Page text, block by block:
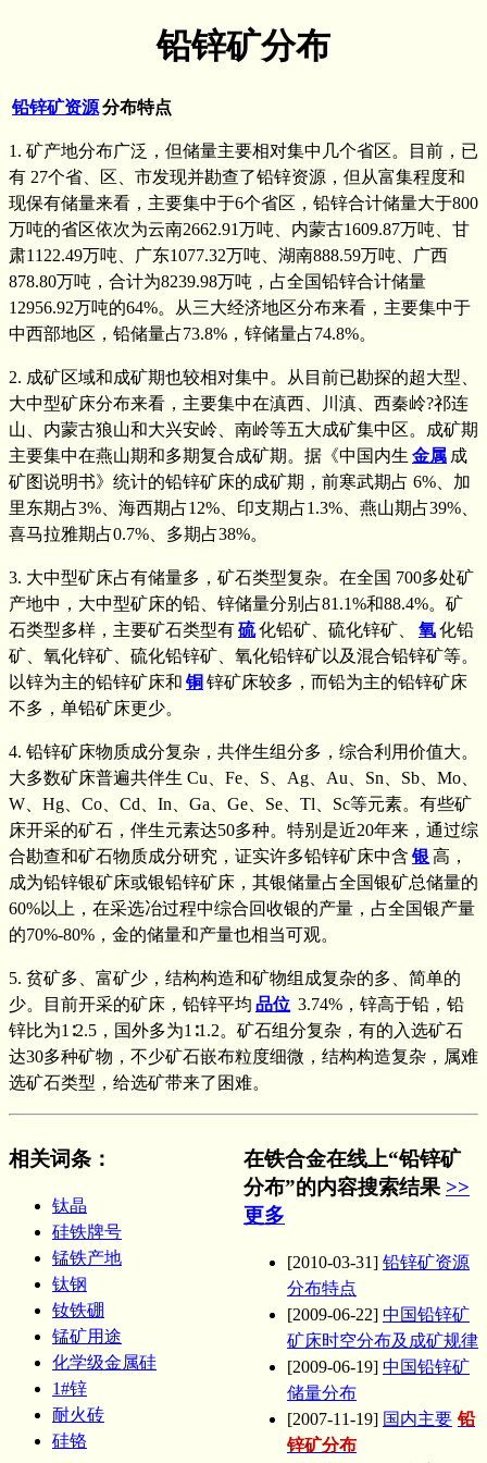
铅锌矿分布
铅锌矿资源分布特点
1. 矿产地分布广泛，但储量主要相对集中几个省区。目前，已
有 27个省、区、市发现并勘查了铅锌资源，但从富集程度和
现保有储量来看，主要集中于6个省区，铅锌合计储量大于800
万吨的省区依次为云南2662.91万吨、内蒙古1609.87万吨、甘
肃1122.49万吨、广东1077.32万吨、湖南888.59万吨、广西
878.80万吨，合计为8239.98万吨，占全国铅锌合计储量
12956.92万吨的64%。从三大经济地区分布来看，主要集中于
中西部地区，铅储量占73.8%，锌储量占74.8%。
2. 成矿区域和成矿期也较相对集中。从目前已勘探的超大型、
大中型矿床分布来看，主要集中在滇西、川滇、西秦岭?祁连
山、内蒙古狼山和大兴安岭、南岭等五大成矿集中区。成矿期
主要集中在燕山期和多期复合成矿期。据《中国内生 金属 成
矿图说明书》统计的铅锌矿床的成矿期，前寒武期占 6%、加
里东期占3%、海西期占12%、印支期占1.3%、燕山期占39%、
喜马拉雅期占0.7%、多期占38%。
3. 大中型矿床占有储量多，矿石类型复杂。在全国 700多处矿
产地中，大中型矿床的铅、锌储量分别占81.1%和88.4%。矿
石类型多样，主要矿石类型有硫化铅矿、硫化锌矿、 氧化铅
矿、氧化锌矿、硫化铅锌矿、氧化铅锌矿以及混合铅锌矿等。
以锌为主的铅锌矿床和 铜 锌矿床较多，而铅为主的铅锌矿床
不多，单铅矿床更少。
4. 铅锌矿床物质成分复杂，共伴生组分多，综合利用价值大。
大多数矿床普遍共伴生 Cu、Fe、S、Ag、Au、Sn、Sb、Mo、
W、Hg、Co、Cd、In、Ga、Ge、Se、Tl、Sc等元素。有些矿
床开采的矿石，伴生元素达50多种。特别是近20年来，通过综
合勘查和矿石物质成分研究，证实许多铅锌矿床中含 银 高，
成为铅锌银矿床或银铅锌矿床，其银储量占全国银矿总储量的
60%以上，在采选冶过程中综合回收银的产量，占全国银产量
的70%-80%，金的储量和产量也相当可观。
5. 贫矿多、富矿少，结构构造和矿物组成复杂的多、简单的
少。目前开采的矿床，铅锌平均 品位 3.74%，锌高于铅，铅
锌比为1∶2.5，国外多为1∶1.2。矿石组分复杂，有的入选矿石
达30多种矿物，不少矿石嵌布粒度细微，结构构造复杂，属难
选矿石类型，给选矿带来了困难。
相关词条 ：
钛晶
硅铁牌号
锰铁产地
钛钢
钕铁硼
锰矿用途
化学级金属硅
1#锌
耐火砖
硅铬
在铁合金在线上“铅锌矿
分布”的内容搜索结果 >>
更多
[2010-03-31] 铅锌矿资源
分布特点
[2009-06-22] 中国铅锌矿
矿床时空分布及成矿规律
[2009-06-19] 中国铅锌矿
储量分布
[2007-11-19] 国内主要 铅
锌矿分布